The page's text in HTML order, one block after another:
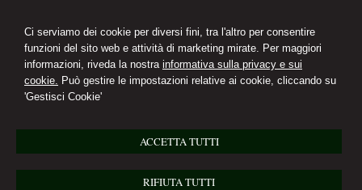
Ci serviamo dei cookie per diversi fini, tra l'altro per consentire
funzioni del sito web e attività di marketing mirate. Per maggiori
informazioni, riveda la nostra informativa sulla privacy e sui
cookie. Può gestire le impostazioni relative ai cookie, cliccando su
'Gestisci Cookie'
ACCETTA TUTTI
RIFIUTA TUTTI